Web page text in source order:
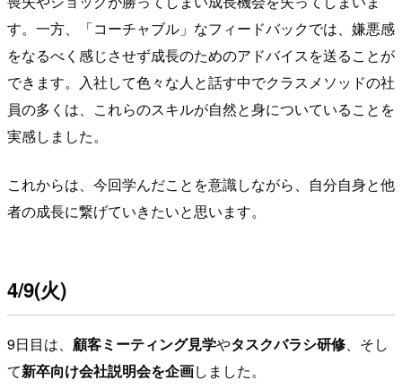
す。一方、「コーチャブル」なフィードバックでは、嫌悪感
をなるべく感じさせず成長のためのアドバイスを送ることが
できます。入社して色々な人と話す中でクラスメソッドの社
員の多くは、これらのスキルが自然と身についていることを
実感しました。
これからは、今回学んだことを意識しながら、自分自身と他
者の成長に繋げていきたいと思います。
4/9(火)
9日目は、 顧客ミーティング見学やタスクバラシ研修、そし
て新卒向け会社説明会を企画しました。